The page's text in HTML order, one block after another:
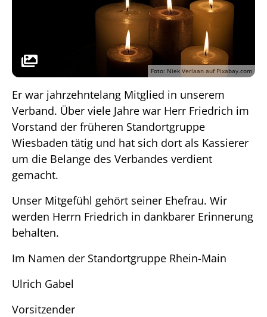
Foto: Niek Verlaan auf Pixabay.com
Er war jahrzehntelang Mitglied in unserem
Verband. Über viele Jahre war Herr Friedrich im
Vorstand der früheren Standortgruppe
Wiesbaden tätig und hat sich dort als Kassierer
um die Belange des Verbandes verdient
gemacht.
Unser Mitgefühl gehört seiner Ehefrau. Wir
werden Herrn Friedrich in dankbarer Erinnerung
behalten.
Im Namen der Standortgruppe Rhein-Main
Ulrich Gabel
Vorsitzender